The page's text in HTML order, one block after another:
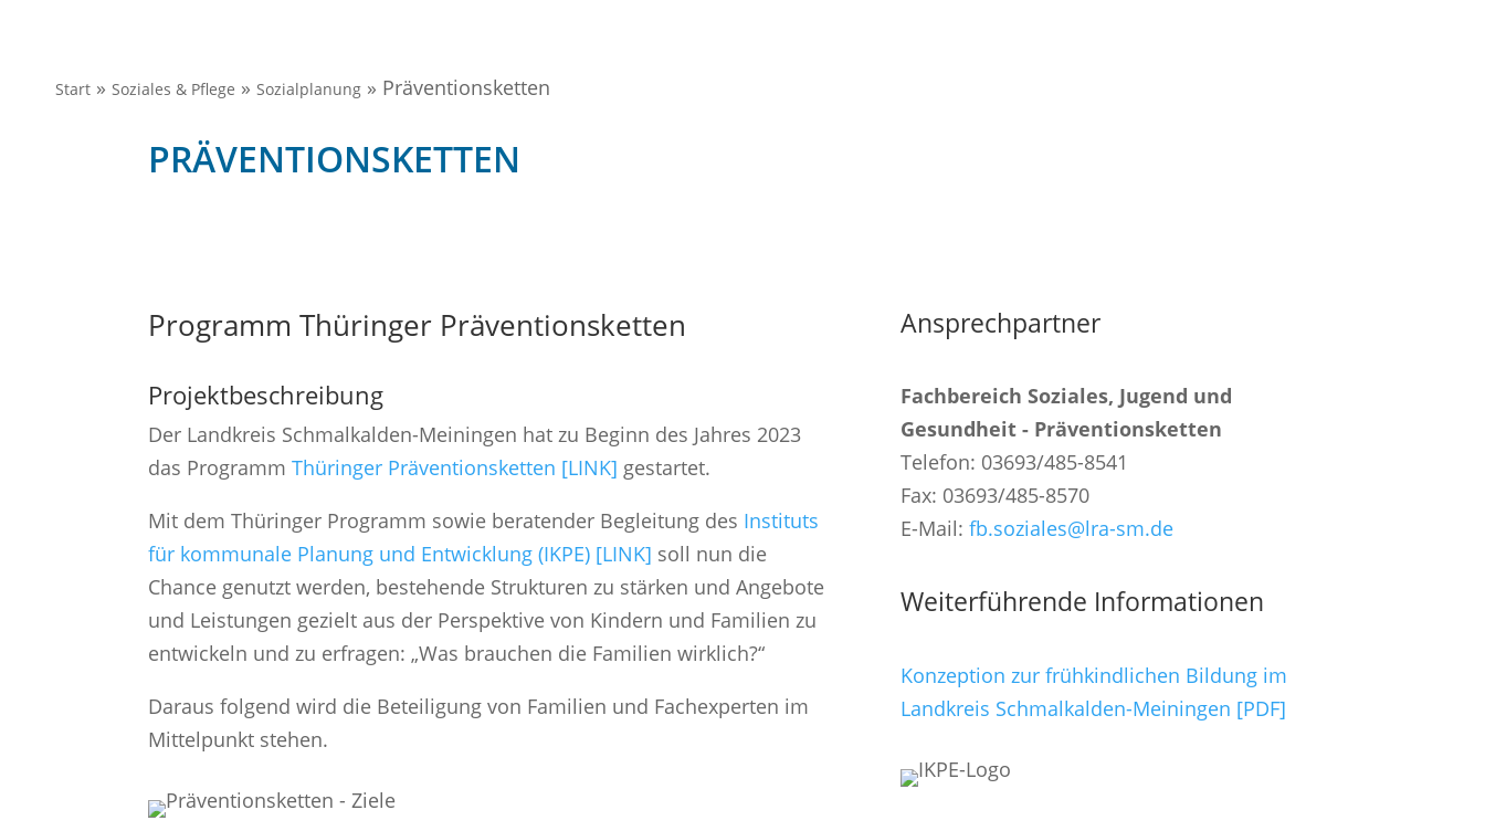
Start » Soziales & Pflege » Sozialplanung » Präventionsketten
PRÄVENTIONSKETTEN
Programm Thüringer Präventionsketten
Projektbeschreibung
Der Landkreis Schmalkalden-Meiningen hat zu Beginn des Jahres 2023
das ProgrammThüringer Präventionsketten [LINK] gestartet.
Mit dem Thüringer Programm sowie beratender Begleitung des Instituts
für kommunale Planung und Entwicklung (IKPE) [LINK] soll nun die
Chance genutzt werden, bestehende Strukturen zu stärken und Angebote
und Leistungen gezielt aus der Perspektive von Kindern und Familien zu
entwickeln und zu erfragen: „Was brauchen die Familien wirklich?“
Daraus folgend wird die Beteiligung von Familien und Fachexperten im
Mittelpunkt stehen.
Ansprechpartner
Fachbereich Soziales, Jugend und
Gesundheit - Präventionsketten
Telefon: 03693/485-8541
Fax: 03693/485-8570
E-Mail: fb.soziales@lra-sm.de
Weiterführende Informationen
Konzeption zur frühkindlichen Bildung im
Landkreis Schmalkalden-Meiningen [PDF]